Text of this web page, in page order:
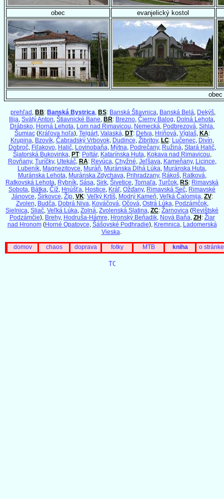
obec evanjelický kostol
obec
prehľad BB: Banská Bystrica BS: Banská Štiavnica Banská Belá Dekýš
Ilija Svätý Anton Štiavnické Bane BR: Brezno Čierny Balog Dolná Lehota
Drábsko, Horná Lehota Lom nad Rimavicou Nemecká Podbrezová Sihla
Šumiac(Kráľova hoľa), Telgárt, Valaská DT: Detva Hriňová Víglaš, KA:
Krupina Bzovík, Čabradský Vrbovok, Dudince Žibritov, LC: Lučenec, Divín
Dobroč, Fiľakovo, Halič, Lovinobaňa Mýtna Podrečany, Ružiná Stará Halič,
Šiatorská Bukovinka PT: Poltár, Katarínska Huta Kokava nad Rimavicou
Rovňany, Turíčky, Utekáč, RA: Revúca Chyžné Jeľšava Kameňany, Licince
Lubeník Magnezitovce Muráň Muránska Dlhá Lúka Muránska Huta
Muránska Lehota Muránska Zdychava Prihradzany, Rákoš, Ratková
Ratkovská Lehota Rybník Sása Sirk Šivetice Tornaľa Turčok RS: Rimavská
Sobota Bátka Číž Hnúšťa Hostice Kráľ Ožďany, Rimavská Seč Rimavské
Jánovce Širkovce Žíp, VK: Veľký Krtíš, Modrý Kameň Veľká Čalomija ZV:
Zvolen Budča Dobrá Niva Kováčová Očová Ostrá Lúka Podzámčok,
Sielnica Sliač Veľká Lúka Zolná Zvolenská Slatina ZC: Žarnovica (Revištské
Podzámčie), Brehy, Hodruša-Hámre Hronský Beňadik, Nová Baňa ZH: Žiar
nad Hronom(Horné Opatovce Šášovské Podhradie), Kremnica Ladomerská
Vieska
domov chaos doprava fotky MTB kniha o stránke